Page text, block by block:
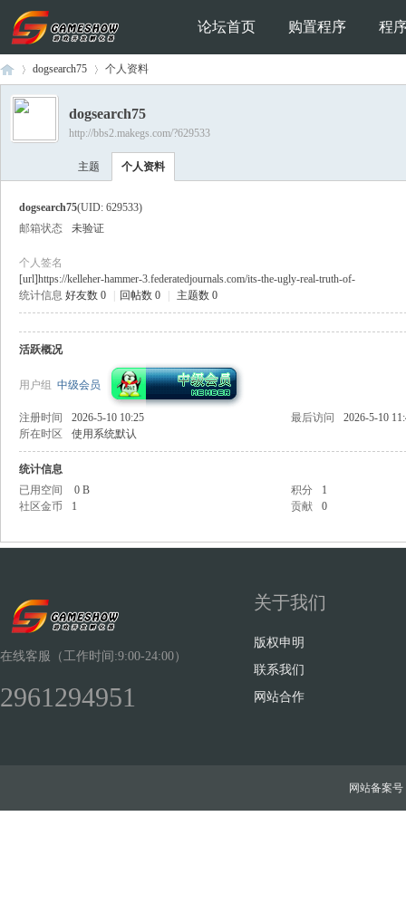
论坛首页 购置程序 程
ow
›
dogsearch75 个人资料
dogsearch75
http://bbs2.makegs.com/?629533
主题 个人资料
dogsearch75(UID: 629533)
邮箱状态
未验证
个人签名
[url]https://kelleher-hammer-3.federatedjournals.com/its-the-ugly-real-truth-of-
统计信息 好友数 0 回帖数 0 主题数 0
活跃概况
用户组 中级会员
注册时间 2026-5-10 10:25 最后访问
2026-5-10
所在时区
使用系统默认
统计信息
已用空间
0 B 积分
1
社区金币
1 贡献 0
在线客服（工作时间:9:00-24:00）
2961294951
关于我们
版权申明
联系我们
网站合作
网站备案号